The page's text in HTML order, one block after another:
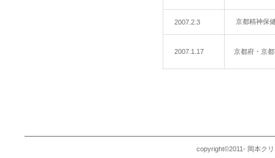
2007.2.3 京都精神保
2007.1.17 京都府・京
copyright©2011- 岡本ク